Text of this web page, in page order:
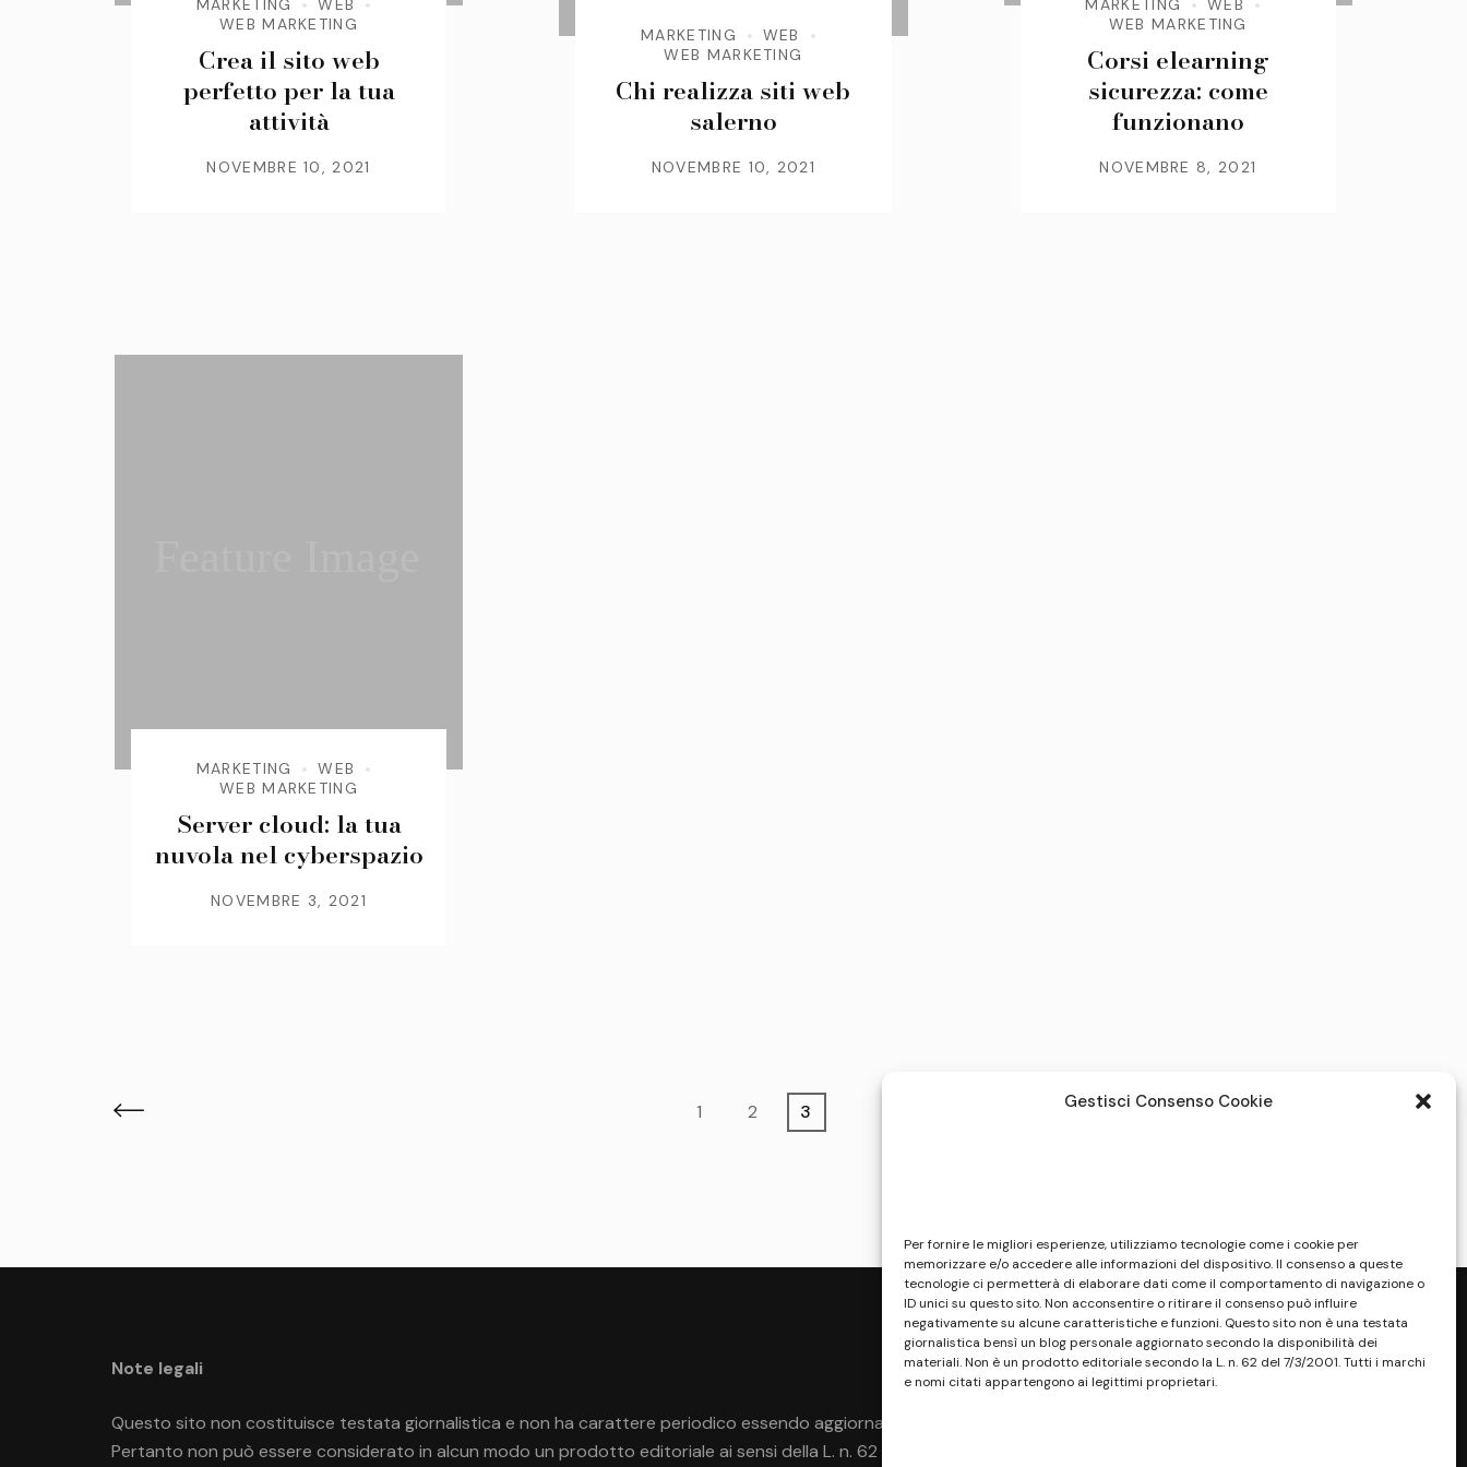
Gestisci Consenso Cookie
Per fornire le migliori esperienze, utilizziamo tecnologie come i cookie per
memorizzare e/o accedere alle informazioni del dispositivo. Il consenso a queste
tecnologie ci permetterà di elaborare dati come il comportamento di navigazione o
ID unici su questo sito. Non acconsentire o ritirare il consenso può influire
negativamente su alcune caratteristiche e funzioni. Questo sito non è una testata
giornalistica bensì un blog personale aggiornato secondo la disponibilità dei
materiali. Non è un prodotto editoriale secondo la L. n. 62 del 7/3/2001. Tutti i marchi
e nomi citati appartengono ai legittimi proprietari.
MARKETING
WEB
WEB MARKETING
Crea il sito web
perfetto per la tua
attività
NOVEMBRE 10, 2021
MARKETING
WEB
WEB MARKETING
Chi realizza siti web
salerno
NOVEMBRE 10, 2021
MARKETING
WEB
WEB MARKETING
Corsi elearning
sicurezza: come
funzionano
NOVEMBRE 8, 2021
MARKETING
WEB
WEB MARKETING
Server cloud: la tua
nuvola nel cyberspazio
NOVEMBRE 3, 2021
Paginazione
Page
1 Page
2 Page
3
Note legali
Questo sito non costituisce testata giornalistica e non ha carattere periodico essendo aggiornato secondo la disponibilità e la reperibilità dei materiali.
Pertanto non può essere considerato in alcun modo un prodotto editoriale ai sensi della L. n. 62 del 7/3/2001. Tutti i marchi riportati appartengono ai